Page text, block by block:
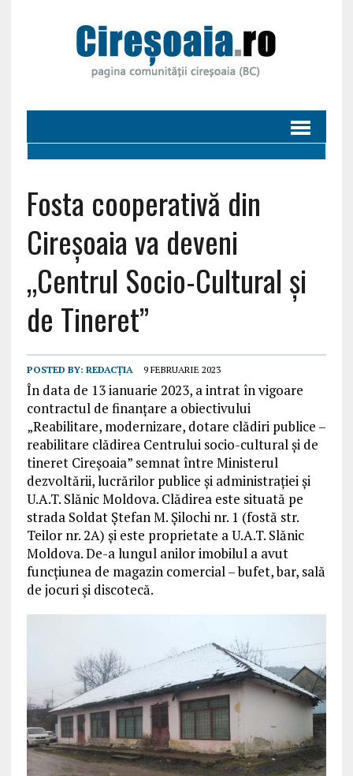
Fosta cooperativă din
Cireșoaia va deveni
„Centrul Socio-Cultural și
de Tineret”
POSTED BY: REDACȚIA 9 FEBRUARIE 2023
În data de 13 ianuarie 2023, a intrat în vigoare
contractul de finanțare a obiectivului
„Reabilitare, modernizare, dotare clădiri publice –
reabilitare clădirea Centrului socio-cultural și de
tineret Cireșoaia” semnat între Ministerul
dezvoltării, lucrărilor publice și administrației și
U.A.T. Slănic Moldova. Clădirea este situată pe
strada Soldat Ștefan M. Șilochi nr. 1 (fostă str.
Teilor nr. 2A) și este proprietate a U.A.T. Slănic
Moldova. De-a lungul anilor imobilul a avut
funcțiunea de magazin comercial – bufet, bar, sală
de jocuri și discotecă.